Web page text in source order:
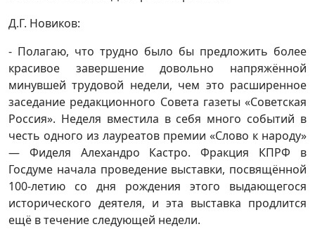
Д.Г. Новиков:
- Полагаю, что трудно было бы предложить более
красивое завершение довольно напряжённой
минувшей трудовой недели, чем это расширенное
заседание редакционного Совета газеты «Советская
Россия». Неделя вместила в себя много событий в
честь одного из лауреатов премии «Слово к народу»
— Фиделя Алехандро Кастро. Фракция КПРФ в
Госдуме начала проведение выставки, посвящённой
100-летию со дня рождения этого выдающегося
исторического деятеля, и эта выставка продлится
ещё в течение следующей недели.